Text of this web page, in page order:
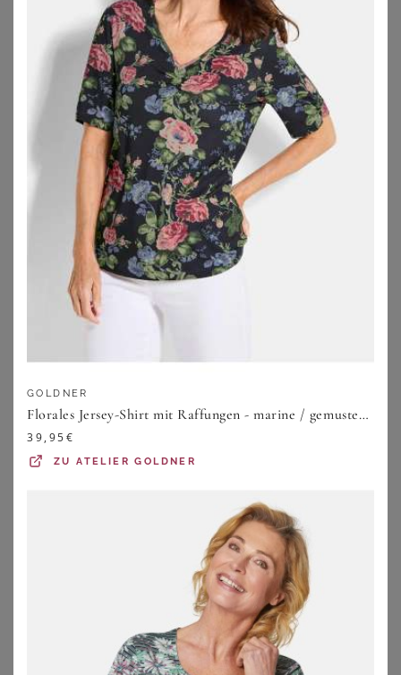
Abendveranstaltung vorzuführen. Wenn Du übrigens mal
besonders schicke Kleider brauchst, schau auch mal bei
unseren
Abendkleidern in großen Größenoder unseren
festlichen Kleidernvorbei.
Im Sommer gehören Maxikleider einfach in jeden
Kleiderschrank. Oft werden luftige Stoffe verarbeitet und
der lange Schnitt macht sich sehr gut für verschiedenste
Gelegenheiten. Maxikleider kommen oft farbenfroh und
gemustert daher und machen so Lust auf Sommer und
Wärme – perfekt auch alsStrandkleid
besonders für Sommerkleider interessierst, kannst Du
übrigens auch mal in unserer Kategorie für
Sommerkleider in großen Größenvorbeischauen.
Inspiration findest Du auch in unseren Magazin-Artikeln
Maxikleidern im Sommer
Schnitte
Maxikleider in Übergröße sind wunderbar feminin und
Weise. Oft sind die Kleider etwas lockerer geschnitten –
Frauen mit Bauch, oft auch geradlinig und
manchmal sogar etwas bauchig. Dank elastischer
Bündchen oder Gummizügen im Taillenbereich – wie bei
Strick- & Jerseykleidern- sind viele Modelle aber
auch leicht tailliert und zeichnen die Silhouette nach,
ohne dabei aufzutragen. Sie sitzen oft leger und tragen
darum auch zu einem maximalen Wohlgefühl und einem
GOLDNER
Florales Jersey-Shirt mit Raffungen - marine / gemustert - Gr. 19 von Goldner Fashion
39,95€
ZUATELIER GOLDNER